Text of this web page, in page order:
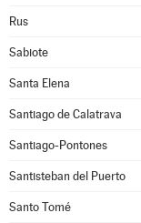
Rus
Sabiote
Santa Elena
Santiago de Calatrava
Santiago-Pontones
Santisteban del Puerto
Santo Tomé